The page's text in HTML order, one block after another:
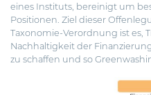
eines Instituts, bereinigt um
Positionen. Ziel dieser
Taxonomie-Verordnung ist es,
Nachhaltigkeit der
zu schaffen und so